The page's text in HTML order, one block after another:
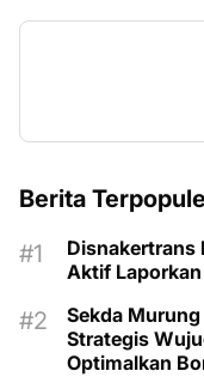
Berita
Disnakertrans
Aktif
Sekda Murung
Strategis
Optimalkan